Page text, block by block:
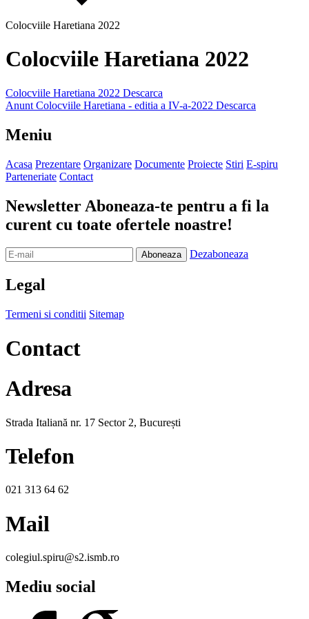
Colocviile Haretiana 2022
Colocviile Haretiana 2022
Colocviile Haretiana 2022 Descarca
Anunt Colocviile Haretiana - editia a IV-a-2022 Descarca
Meniu
Acasa Prezentare Organizare Documente Proiecte Stiri E-spiru
Parteneriate Contact
Newsletter Aboneaza-te pentru a fi la
curent cu toate ofertele noastre!
Dezaboneaza
Legal
Termeni si conditii Sitemap
Contact
Adresa
Strada Italiană nr. 17 Sector 2, București
Telefon
021 313 64 62
Mail
colegiul.spiru@s2.ismb.ro
Mediu social